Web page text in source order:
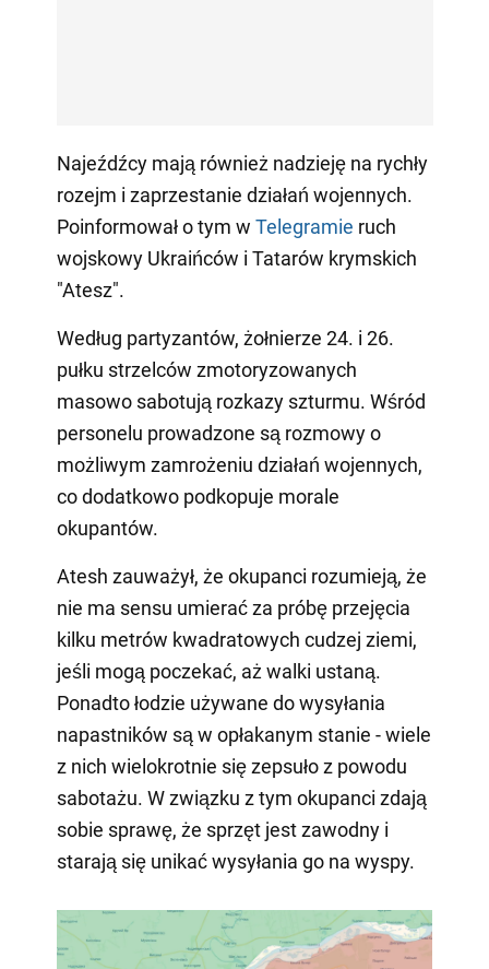
Najeźdźcy mają również nadzieję na rychły
rozejm i zaprzestanie działań wojennych.
Poinformował o tym w Telegramie ruch
wojskowy Ukraińców i Tatarów krymskich
"Atesz".
Według partyzantów, żołnierze 24. i 26.
pułku strzelców zmotoryzowanych
masowo sabotują rozkazy szturmu. Wśród
personelu prowadzone są rozmowy o
możliwym zamrożeniu działań wojennych,
co dodatkowo podkopuje morale
okupantów.
Atesh zauważył, że okupanci rozumieją, że
nie ma sensu umierać za próbę przejęcia
kilku metrów kwadratowych cudzej ziemi,
jeśli mogą poczekać, aż walki ustaną.
Ponadto łodzie używane do wysyłania
napastników są w opłakanym stanie - wiele
z nich wielokrotnie się zepsuło z powodu
sabotażu. W związku z tym okupanci zdają
sobie sprawę, że sprzęt jest zawodny i
starają się unikać wysyłania go na wyspy.